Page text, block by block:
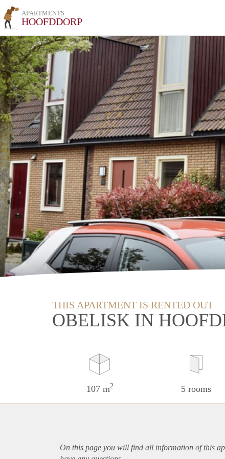
APARTMENTS
HOOFDDORP
THIS APARTMENT IS RENTED OUT
OBELISK IN
107 m2 5 rooms
On this page you will find all information of this